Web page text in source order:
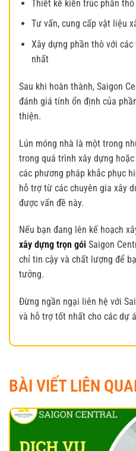
Thiết kế kiến trúc phần
Tư vấn, cung cấp vật liệu
Xây dựng phần thô với
nhất
Sau khi hoàn thành, Saigon
đánh giá tính ổn định của
thiện.
Lún móng nhà là một trong
trong quá trình xây dựng
các phương pháp khắc phục
hỗ trợ từ các chuyên gia xây
được vấn đề này.
Nếu bạn đang lên kế hoạch
xây dựng trọn gói Saigon
chỉ tin cậy và chất lượng để
tưởng.
Đừng ngần ngại liên hệ với
và hỗ trợ tốt nhất cho các dự
BÀI VIẾT LIÊN